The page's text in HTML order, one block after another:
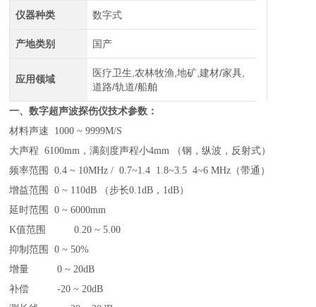
仪器种类 数字式
产地类别 国产
应用领域
医疗卫生,农林牧渔,地矿,建材/家具,
道路/轨道/船舶
一、数字超声波探伤仪技术参数：
材料声速 1000 ~ 9999M/S
大声程 6100mm，满刻度声程小4mm （钢，纵波，反射式）
频率范围 0.4 ~ 10MHz / 0.7~1.4 1.8~3.5 4~6 MHz（带通）
增益范围 0 ~ 110dB （步长0.1dB，1dB）
延时范围 0 ~ 6000mm
K值范围 0.20 ~ 5.00
抑制范围 0 ~ 50%
增量 0 ~ 20dB
补偿 -20 ~ 20dB